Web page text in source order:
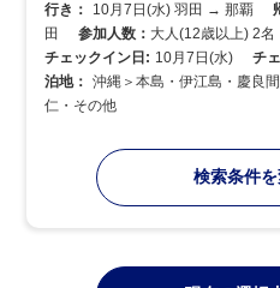
行き： 10月7日(水) 羽田 → 那覇
田
参加人数： 大人(12歳以上) 2名
チェックイン日: 10月7日(水) チ
泊地： 沖縄＞本島・伊江島・慶良
仁・その他
検索条件